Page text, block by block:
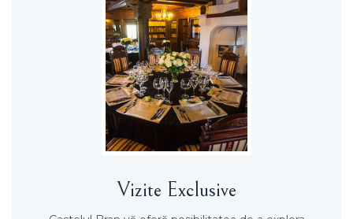
Vizite Exclusive